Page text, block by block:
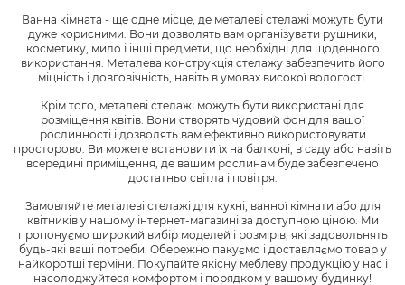
Ванна кімната - ще одне місце, де металеві стелажі можуть бути
дуже корисними. Вони дозволять вам організувати рушники,
косметику, мило і інші предмети, що необхідні для щоденного
використання. Металева конструкція стелажу забезпечить його
міцність і довговічність, навіть в умовах високої вологості.
Крім того, металеві стелажі можуть бути використані для
розміщення квітів. Вони створять чудовий фон для вашої
рослинності і дозволять вам ефективно використовувати
просторово. Ви можете встановити їх на балконі, в саду або навіть
всередині приміщення, де вашим рослинам буде забезпечено
достатньо світла і повітря.
Замовляйте металеві стелажі для кухні, ванної кімнати або для
квітників у нашому інтернет-магазині за доступною ціною. Ми
пропонуємо широкий вибір моделей і розмірів, які задовольнять
будь-які ваші потреби. Обережно пакуємо і доставляємо товар у
найкоротші терміни. Покупайте якісну меблеву продукцію у нас і
насолоджуйтеся комфортом і порядком у вашому будинку!